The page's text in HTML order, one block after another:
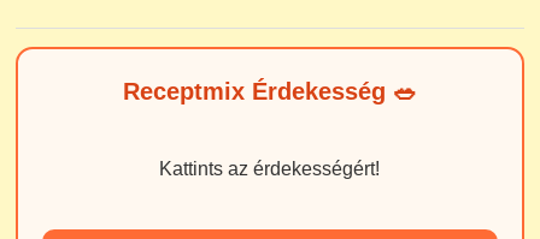
Receptmix Érdekesség 🥗
Kattints az érdekességért!